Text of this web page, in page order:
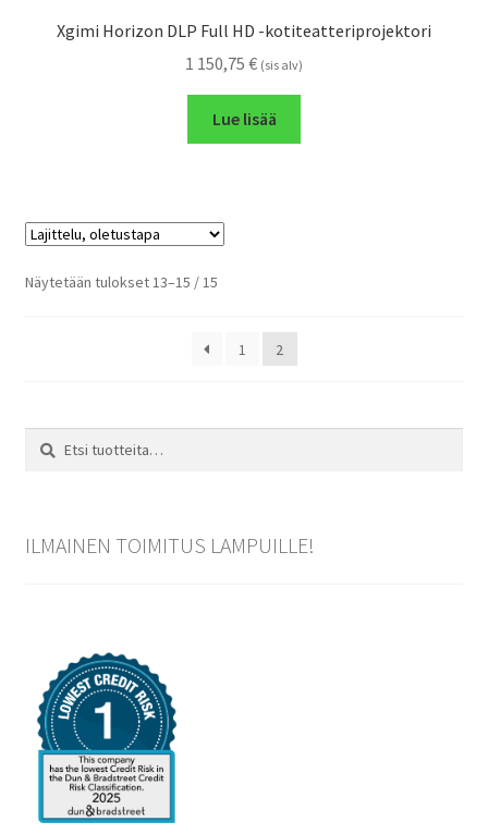
Xgimi Horizon DLP Full HD -kotiteatteriprojektori
1 150,75 € (sis alv)
Lue lisää
Näytetään tulokset 13–15 / 15
1 2
Etsi:
Haku
ILMAINEN TOIMITUS LAMPUILLE!